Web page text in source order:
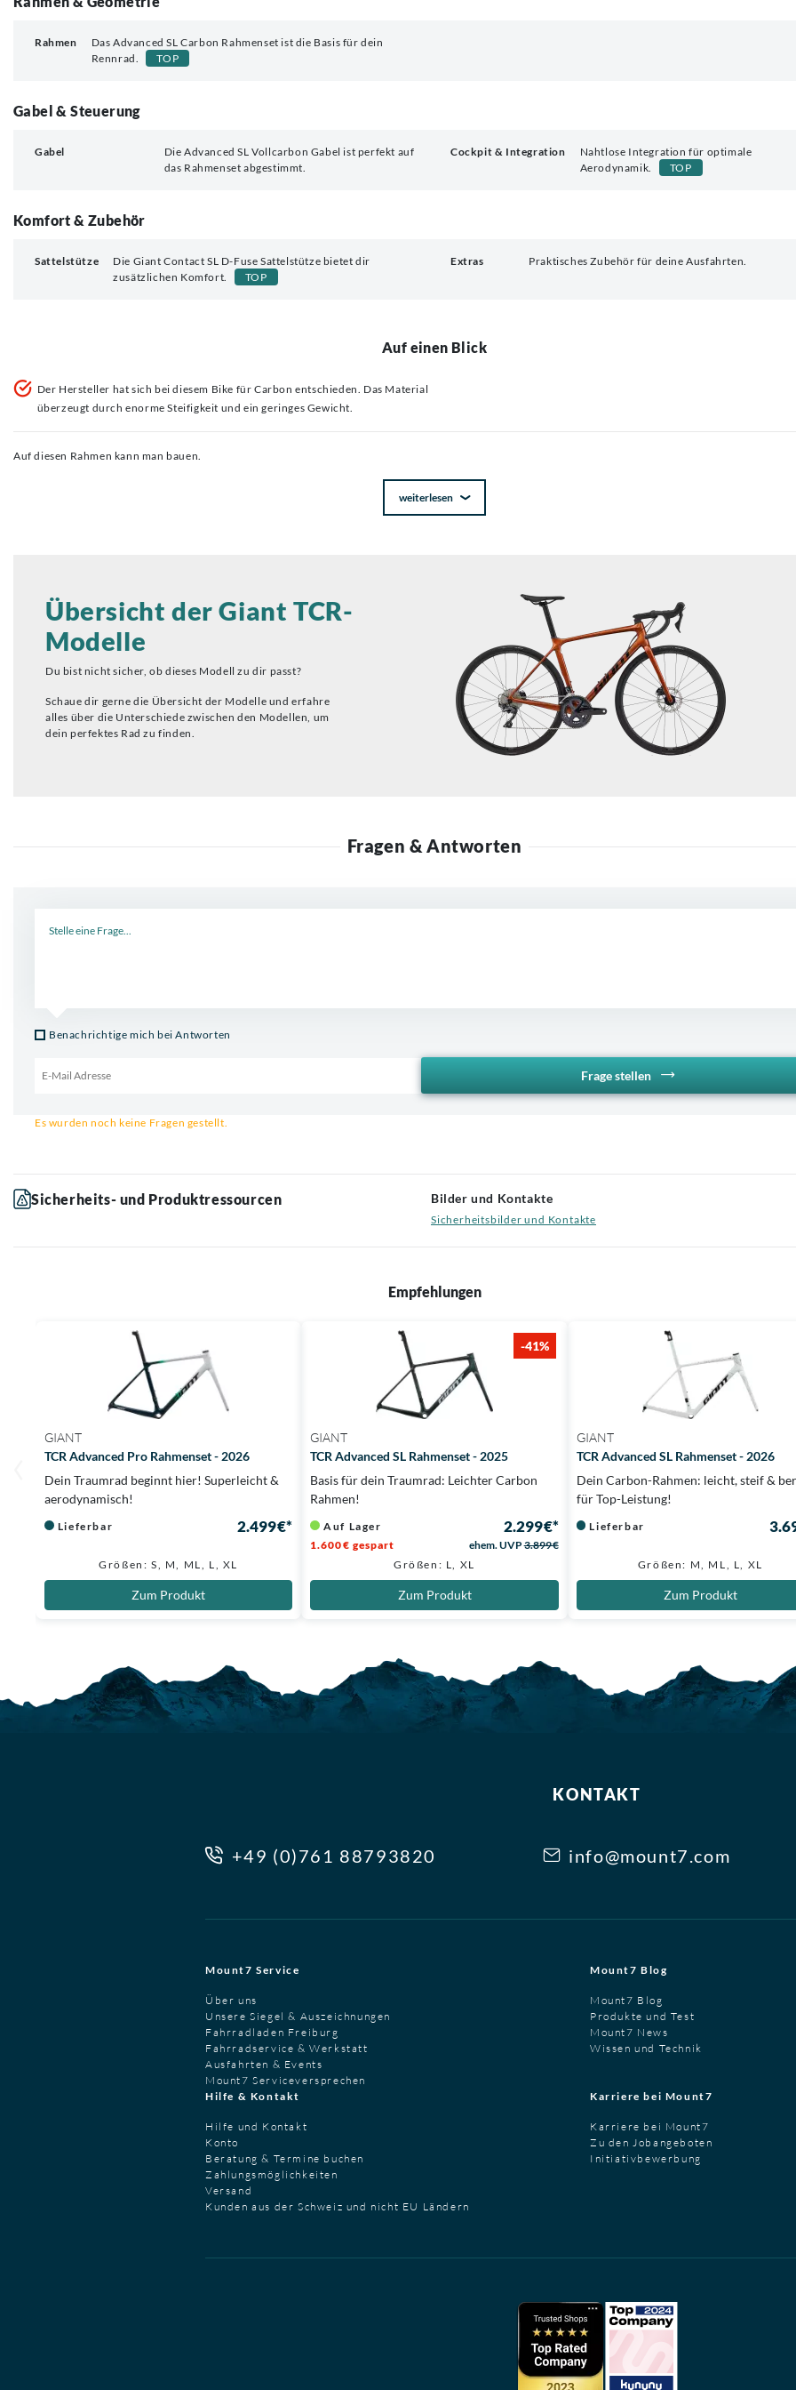
Rahmen
Das Advanced SL Carbon Rahmenset ist die Basis für dein
Rennrad.
TOP
Gabel & Steuerung
Gabel
Die Advanced SL Vollcarbon Gabel ist perfekt auf
das Rahmenset abgestimmt.
Cockpit & Integration
Nahtlose Integration für optimale
Aerodynamik.
TOP
Komfort & Zubehör
Sattelstütze
Die Giant Contact SL D-Fuse Sattelstütze bietet dir
zusätzlichen Komfort.
TOP
Extras Praktisches Zubehör für deine Ausfahrten.
Auf einen Blick
Der Hersteller hat sich bei diesem Bike für Carbon entschieden. Das Material
überzeugt durch enorme Steifigkeit und ein geringes Gewicht.
Auf diesen Rahmen kann man bauen.
weiterlesen
Übersicht der Giant TCR-
Modelle
Du bist nicht sicher, ob dieses Modell zu dir passt?
Schaue dir gerne die Übersicht der Modelle und erfahre
alles über die Unterschiede zwischen den Modellen, um
dein perfektes Rad zu finden.
Fragen & Antworten
Benachrichtige mich bei Antworten
Frage stellen
Es wurden noch keine Fragen gestellt.
Sicherheits- und Produktressourcen Bilder und Kontakte
Sicherheitsbilder und Kontakte
Empfehlungen
GIANT
TCR Advanced Pro Rahmenset - 2026
Dein Traumrad beginnt hier! Superleicht &
aerodynamisch!
Lieferbar 2.499 €*
Größen: S, M, ML, L, XL
Zum Produkt
-41%
GIANT
TCR Advanced SL Rahmenset - 2025
Basis für dein Traumrad: Leichter Carbon
Rahmen!
Auf Lager 2.299 €*
1.600 € gespart ehem. UVP3.899 €
Größen: L, XL
Zum Produkt
GIANT
TCR Advanced SL Rahmenset - 2026
Dein Carbon-Rahmen: leicht, steif &
für Top-Leistung!
Lieferbar
Größen: M, ML, L, XL
Zum Produkt
KONTAKT
+49 (0)761 88793820 info@mount7.com
Mount7 Service
Über uns
Unsere Siegel & Auszeichnungen
Fahrradladen Freiburg
Fahrradservice & Werkstatt
Ausfahrten & Events
Mount7 Serviceversprechen
Mount7 Blog
Mount7 Blog
Produkte und Test
Mount7 News
Wissen und Technik
Hilfe & Kontakt
Hilfe und Kontakt
Konto
Beratung & Termine buchen
Zahlungsmöglichkeiten
Versand
Kunden aus der Schweiz und nicht EU Ländern
Karriere bei Mount7
Karriere bei Mount7
Zu den Jobangeboten
Initiativbewerbung